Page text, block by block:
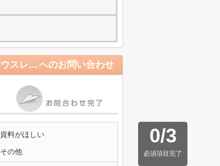
エステムプラザ梅田・中崎町Ⅲツインマークス サウスレジデンスへのお問い合わせ
0/3
必須項目完了
資料がほしい
その他